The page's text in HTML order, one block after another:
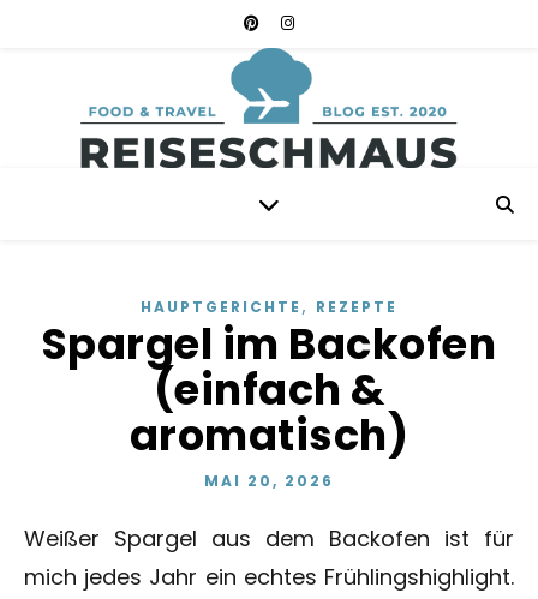
HAUPTGERICHTE , REZEPTE
Spargel im Backofen
(einfach &
aromatisch)
MAI 20, 2026
Weißer Spargel aus dem Backofen ist für
mich jedes Jahr ein echtes Frühlingshighlight.